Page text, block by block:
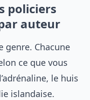
policiers
auteur
genre. Chacune
ce que vous
le huis
islandaise.